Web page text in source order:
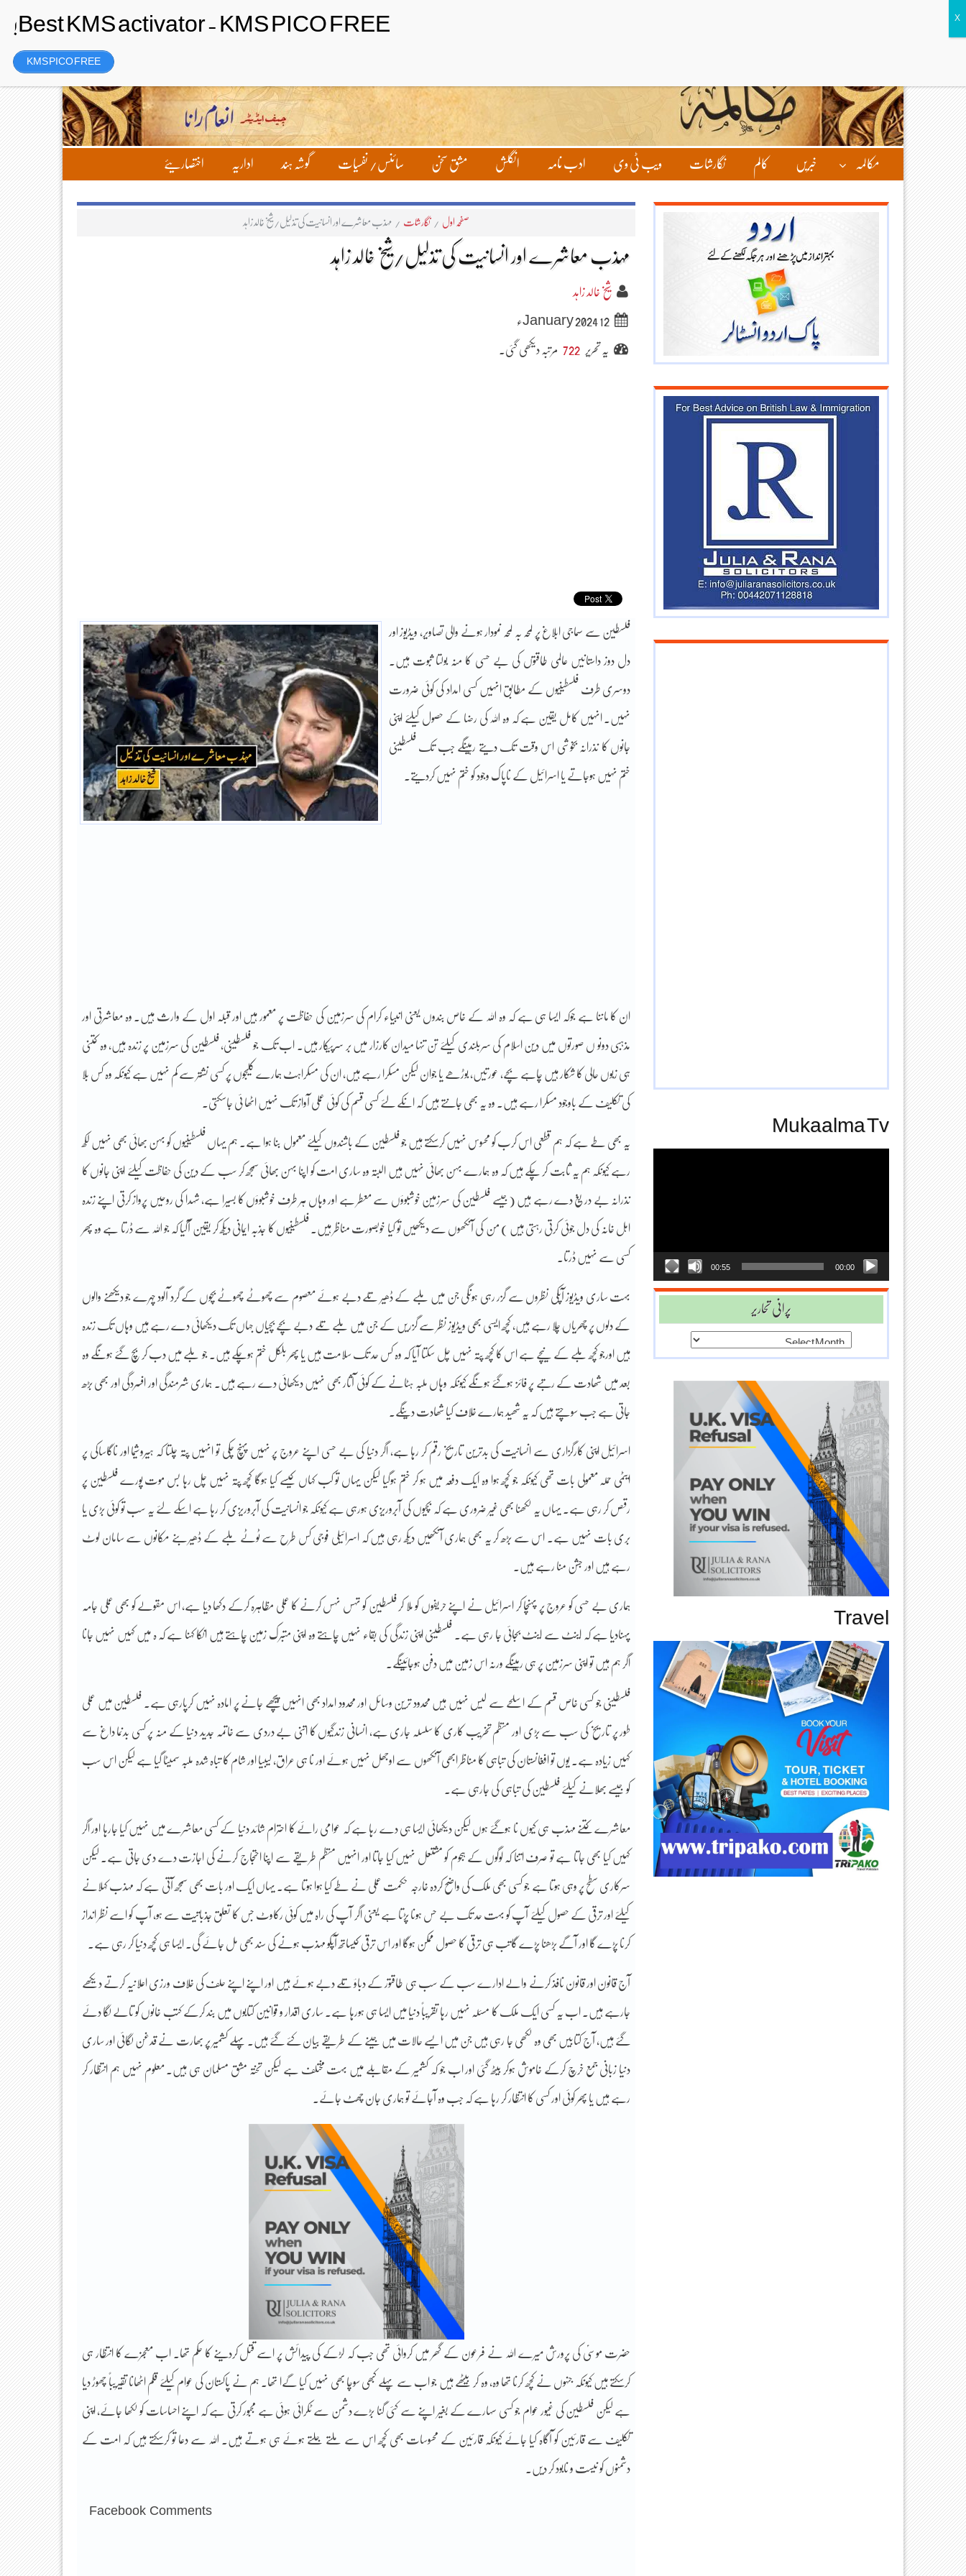
Saturday، 8 August 2026ء
مکالمہ خبریں کالم نگارشات ویب ٹی وی ادب نامہ انگلش مشق سخن سائنس/ نفسیات گوشہ ہند اداریہ اختصاریئے
صفحہ اول / نگارشات / مہذب معاشرے اور انسانیت کی تذلیل/شیخ خالد زاہد
مہذب معاشرے اور انسانیت کی تذلیل/شیخ خالد زاہد
شیخ خالد زاہد
12 January 2024ء
یہ تحریر 722 مرتبہ دیکھی گئی۔
فلسطین سے سماجی ابلاغ پر لمحہ بہ لمحہ نمودار ہونے والی تصاویر، ویڈیوز اور
دل دوز داستانیں عالمی طاقتوں کی بے حسی کا منہ بولتا ثبوت ہیں۔
دوسری طرف فلسطینیوں کے مطابق انہیں کسی امداد کی کوئی ضرورت
نہیں۔ انہیں کامل یقین ہے کہ وہ اللہ کی رضا کے حصول کیلئے اپنی
جانوں کا نذرانہ بخوشی اس وقت تک دیتے رہینگے جب تک فلسطینی
ختم نہیں ہوجاتے یا اسرائیل کے ناپاک وجود کو ختم نہیں کردیتے۔
ان کا ماننا ہے جوکہ ایسا ہی ہے کہ وہ اللہ کے خاص بندوں یعنی انبیاء کرام کی سرزمین کی حفاظت پر معمور ہیں اور قبلہ اول کے وارث ہیں۔ وہ معاشرتی اور
مذہبی دونو ں صورتوں میں دین اسلام کی سربلندی کیلئے تن تنہا میدان کارزار میں بر سرپیکار ہیں۔ اب تک جو فلسطینی، فلسطین کی سرزمین پر زندہ ہیں، وہ کتنی
ہی زبوں حالی کا شکار ہیں چاہے بچے، عورتیں، بوڑھے یا جوان لیکن مسکرا رہے ہیں، ان کی مسکراہٹ ہمارے کلیجوں پر کسی نشتر سے کم نہیں ہے کیونکہ وہ کس بلا
کی تکلیف کے باوجود مسکرا رہے ہیں۔ وہ یہ بھی جانتے ہیں کہ انکے لئے کسی قسم کی کوئی عملی آواز تک نہیں اٹھا ئی جاسکتی۔
یہ بھی طے ہے کہ ہم قطعی اس کرب کو محسوس نہیں کرسکتے ہیں جو فلسطین کے باشندوں کیلئے معمول بنا ہوا ہے۔ ہم یہاں فلسطینیوں کو بہن بھائی بھی نہیں لکھ
رہے کیونکہ ہم یہ ثابت کر چکے ہیں کہ وہ ہمارے بہن بھائی نہیں ہیں البتہ وہ ساری امت کو اپنا بہن بھائی سمجھ کر سب کے دین کی حفاظت کیلئے اپنی جانوں کا
نذرانہ بے دریغ دے رہے ہیں (جیسے فلسطین کی سرزمین خوشبوؤں سے معطر ہے اور وہاں ہر طرف خوشبوؤں کا بسیرا ہے، شہدا کی روحیں پرواز کرتی اپنے زندہ
اہل خانہ کی دل جوئی کرتی رہتی ہیں ) من کی آنکھوں سے دیکھیں تو کیا خوبصورت مناظر ہیں۔ فلسطینیوں کا جذبہ ایمانی دیکھ کر یقین آگیا کہ جو اللہ سے ڈرتا ہے وہ پھر
کسی سے نہیں ڈرتا۔
بہت ساری ویڈیوز آپکی نظروں سے گزر رہی ہونگی جن میں ملبے کے ڈھیر تلے دبے ہوئے معصوم سے چھوٹے چھوٹے بچوں کے گرد آلود چہرے جو دیکھنے والوں
کے دلوں پر چھریاں چلا رہے ہیں، کچھ ایسی بھی ویڈیوز نظر سے گزریں کے جن میں ملبے تلے دبے بچے بچیاں جہاں تک دیکھائی دے رہے ہیں وہاں تک زندہ
ہیں اورجو کچھ ملبے کے نیچے ہے اس کا کچھ پتہ نہیں چل سکتا آیا کہ وہ کس حد تک سلامت ہیں یا پھر بلکل ختم ہوچکے ہیں۔ جو ملبے میں دب کر بچ گئے ہونگے وہ
بعد میں شھادت کے رتبے پر فائز ہوگئے ہونگے کیونکہ وہاں ملبہ ہٹانے کے کوئی آثار بھی نہیں دیکھائی دے رہے ہیں۔ ہماری شرمندگی اور افسردگی اور بھی بڑھ
جاتی ہے جب سوچتے ہیں کہ یہ شھید ہمارے خلاف کیا شھادت دینگے۔
اسرائیل اپنی کارگزاری سے انسانیت کی بدترین تاریخ رقم کر رہا ہے، اگر دنیا کی بے حسی اپنے عروج پر نہیں پہنچ چکی تو انہیں پتہ چلتا کہ ہیروشیما اور ناگاساکی پر
ایٹمی حملہ معمولی بات تھی کیونکہ جو کچھ ہوا وہ ایک دفعہ میں ہو کر ختم ہوگیا لیکن یہاں تو کب کہاں کیسے کیا ہوگا کچھ پتہ نہیں چل رہا بس موت پورے فلسطین پر
رقص کر رہی ہے۔ یہاں یہ لکھنا بھی غیر ضروری ہے کہ بچیوں کی آبروریزی ہورہی ہے کیونکہ جو انسانیت کی آبروریزی کر رہا ہے اسکے لئے یہ سب تو کوئی بڑی یا
بری بات نہیں ہے۔ اس سے بڑھ کر یہ بھی ہماری آنکھیں دیکھ رہی ہیں کہ اسرائیلی فوجی کس طرح سے ٹوٹے ملبے کے ڈھیر بنے مکانوں سے سامان لوٹ
رہے ہیں اور جشن منا رہے ہیں۔
ہماری بے حسی کو عروج پر پہنچا کر اسرائیل نے اپنے حریفوں کو ملا کر فلسطین کو تہس نہس کرنے کا عملی مظاہرہ کرکے دکھا دیا ہے، اس مقولے کو بھی عملی جامہ
پہنادیا ہے کہ اینٹ سے اینٹ بجائی جا رہی ہے۔ فلسطینی اپنی زندگی کی بقاء نہیں چاہتے وہ اپنی متبرک زمین چاہتے ہیں انکا کہنا ہے کہ ہ میں کہیں نہیں جانا
اگر ہم ہیں تو اپنی سرزمین پر ہی رہینگے ورنہ اس زمین میں دفن ہوجائینگے۔
فلسطینی جو کسی خاص قسم کے اسلحے سے لیس نہیں ہیں محدود ترین وسائل اور محدود امداد بھی انہیں پیچھے جانے پر امادہ نہیں کرپارہی ہے۔ فلسطین میں عملی
طور پر تاریخ کی سب سے بڑی اور منظم تخریب کاری کا سلسلہ جاری ہے، انسانی زندگیوں کا اتنی بے دردی سے خاتمہ جدید دنیا کے منہ پر کسی بدنما داغ سے
کہیں زیادہ ہے۔ یوں تو افغانستان کی تباہی کا مناظر ابھی آنکھوں سے اوجھل نہیں ہوئے اور نا ہی عراق، لیبیا اور شام کا تباہ شدہ ملبہ سمیٹا گیا ہے لیکن اس سب
کو جیسے بھلانے کیلئے فلسطین کی تباہی کی جارہی ہے۔
معاشرے کتنے مہذب ہی کیوں نا ہوگئے ہوں لیکن دیکھائی ایسا ہی دے رہا ہے کہ عوامی رائے کا احترام شائد دنیا کے کسی معاشرے میں نہیں کیا جارہا اور اگر
کہیں کیا بھی جاتا ہے تو صرف اتنا کہ لوگوں کے ہجوم کو مشتعل نہیں کیا جاتا اور انہیں منظم طریقے سے اپنا احتجاج کرنے کی اجازت دے دی جاتی ہے۔ لیکن
سرکاری سطح پر وہی ہوتا ہے جو کسی بھی ملک کی واضح کردہ خارجہ حکمت عملی نے طے کیا ہوا ہوتا ہے۔ یہاں ایک اور بات بھی سمجھ آتی ہے کہ مہذب کہلانے
کیلئے اور ترقی کے حصول کیلئے آپ کو بہت حد تک بے حس ہونا پڑتا ہے یعنی اگر آپ کی راہ میں کوئی رکاوٹ جس کا تعلق جذباتیت سے ہو، آپ کو اسے نظر انداز
کرنا پڑے گا اور آگے بڑھنا پڑے گاتب ہی ترقی کا حصول ممکن ہوگا اور اس ترقی کیساتھ آپکو مہذب ہونے کی سند بھی مل جائے گی۔ ایسا ہی کچھ دنیا کر رہی ہے۔
آج قانون اور قانون نافذ کرنے والے ادارے سب کے سب ہی طاقتور کے دباؤ تلے دبے ہوئے ہیں اور اپنے اپنے حلف کی خلاف ورزی اعلانیہ کرتے دیکھے
جارہے ہیں۔ اب یہ کسی ایک ملک کا مسئلہ نہیں رہا تقریباً دنیا میں ایسا ہی ہورہا ہے۔ ساری اقدار و قوانین کتابوں میں بند کرکے کتب خانوں کو تالے لگا دئے
گئے ہیں، آج کتابیں بھی وہ لکھی جا رہی ہیں جن میں ایسے حالات میں جینے کے طریقے بیان کئے گئے ہیں۔ پہلے کشمیر پر بھارت نے قدغن لگائی اور ساری
دنیا زبانی جمع خرچ کرکے خاموش ہوکر بیٹھ گئی اور اب جو کہ کشمیر کے مقابلے میں بہت مختلف ہے لیکن تختہ مشق مسلمان ہی ہیں۔ معلوم نہیں ہم انتظار کر
رہے ہیں یا پھر کوئی اور کسی کا انتظار کر رہا ہے کہ جب وہ آجائے تو ہماری جان چھٹ جائے۔
حضرت موسیؑ کی پرورش میرے اللہ نے فرعون کے گھر میں کروائی تھی جب کہ لڑکے کی پیدائش پر اسے قتل کردینے کا حکم تھا۔ اب معجزے کا انتظار ہی
کرسکتے ہیں کیونکہ جنہوں نے کچھ کرنا تھا وہ، وہ کر بیٹھے ہیں جو اب سے پہلے کبھی سوچا بھی نہیں کیا گےا تھا۔ ہم نے پاکستان کی عوام کیلئے قلم اٹھانا تقیریباً چھوڑ دیا
ہے لیکن فلسطین کی غیور عوام جو کسی سہارے کے بغیر اپنے سے کئی گنا بڑے دشمن سے ٹکرائی ہوئی ہے مجبور کرتی ہے کہ اپنے احساسات کو لکھا جائے، اپنی
تکلیف سے قارئین کو آگاہ کیا جائے کیونکہ قارئین کے محسوسات بھی کچھ اس سے ملتے جلتے ہوئے ہی ہوتے ہیں۔ اللہ سے دعا تو کرسکتے ہیں کہ امت کے
دشمنوں کو نیست و نابود کر دیں۔
Facebook Comments
Mukaalma Tv
00:00
00:55
پرانی تحاریر
Travel
KMS PICO FREE